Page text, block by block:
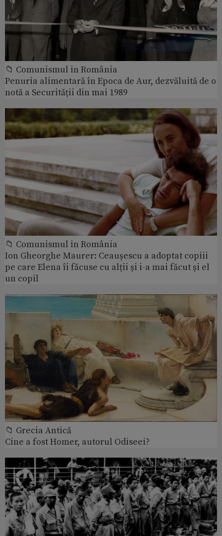
📁 Comunismul in România
Penuria alimentară în Epoca de Aur, dezvăluită de o
notă a Securității din mai 1989
📁 Comunismul in România
Ion Gheorghe Maurer: Ceaușescu a adoptat copiii
pe care Elena îi făcuse cu alții și i-a mai făcut și el
un copil
📁 Grecia Antică
Cine a fost Homer, autorul Odiseei?